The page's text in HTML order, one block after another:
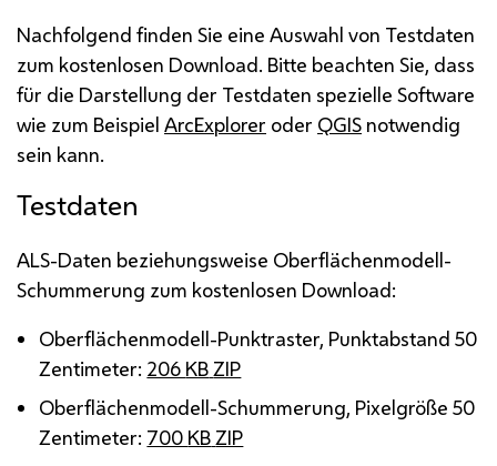
Nachfolgend finden Sie eine Auswahl von Testdaten
zum kostenlosen Download. Bitte beachten Sie, dass
für die Darstellung der Testdaten spezielle Software
wie zum Beispiel ArcExplorer oder QGIS notwendig
sein kann.
Testdaten
ALS-Daten beziehungsweise Oberflächenmodell-
Schummerung zum kostenlosen Download:
Oberflächenmodell-Punktraster, Punktabstand 50
Zentimeter: 206 KB ZIP
Oberflächenmodell-Schummerung, Pixelgröße 50
Zentimeter: 700 KB ZIP